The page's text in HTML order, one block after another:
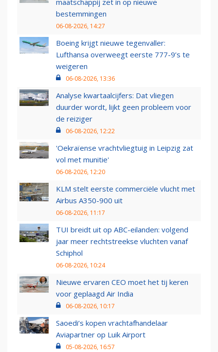
maatschappij zet in op nieuwe
bestemmingen
06-08-2026, 14:27
Boeing krijgt nieuwe tegenvaller:
Lufthansa overweegt eerste 777-9’s te
weigeren
06-08-2026, 13:36
Analyse kwartaalcijfers: Dat vliegen
duurder wordt, lijkt geen probleem voor
de reiziger
06-08-2026, 12:22
'Oekraïense vrachtvliegtuig in Leipzig zat
vol met munitie'
06-08-2026, 12:20
KLM stelt eerste commerciële vlucht met
Airbus A350-900 uit
06-08-2026, 11:17
TUI breidt uit op ABC-eilanden: volgend
jaar meer rechtstreekse vluchten vanaf
Schiphol
06-08-2026, 10:24
Nieuwe ervaren CEO moet het tij keren
voor geplaagd Air India
06-08-2026, 10:17
Saoedi’s kopen vrachtafhandelaar
Aviapartner op Luik Airport
05-08-2026, 16:57